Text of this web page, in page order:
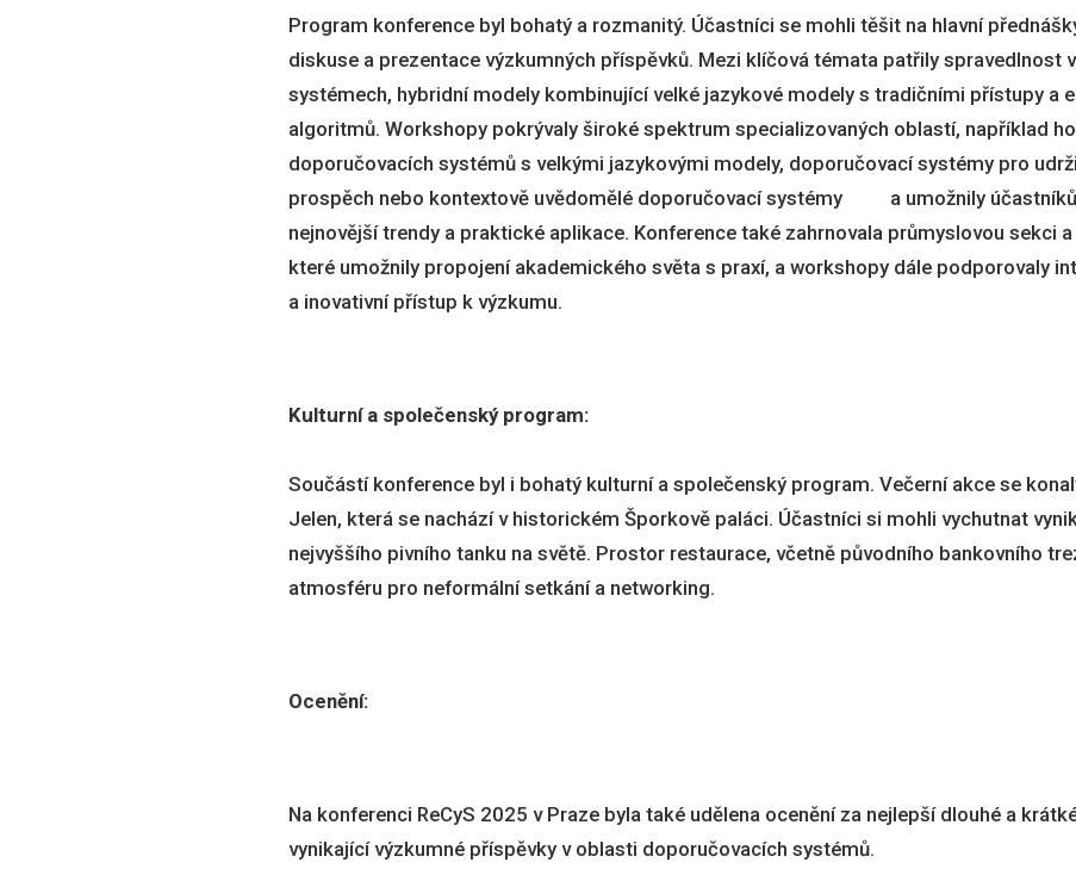
Program konference byl bohatý a rozmanitý. Účastníci se mohli těšit na hlavní
diskuse a prezentace výzkumných příspěvků. Mezi klíčová témata patřily spravedlnost
systémech, hybridní modely kombinující velké jazykové modely s tradičními přístupy a
algoritmů. Workshopy pokrývaly široké spektrum specializovaných oblastí, například
doporučovacích systémů s velkými jazykovými modely, doporučovací systémy pro
prospěch nebo kontextově uvědomělé doporučovací systémy a umožnily
nejnovější trendy a praktické aplikace. Konference také zahrnovala průmyslovou sekci
které umožnily propojení akademického světa s praxí, a workshopy dále podporovaly
a inovativní přístup k výzkumu.
Kulturní a společenský program:
Součástí konference byl i bohatý kulturní a společenský program. Večerní akce se
Jelen, která se nachází v historickém Šporkově paláci. Účastníci si mohli vychutnat
nejvyššího pivního tanku na světě. Prostor restaurace, včetně původního bankovního
atmosféru pro neformální setkání a networking.
Ocenění:
Na konferenci ReCyS 2025 v Praze byla také udělena ocenění za nejlepší dlouhé a
vynikající výzkumné příspěvky v oblasti doporučovacích systémů.